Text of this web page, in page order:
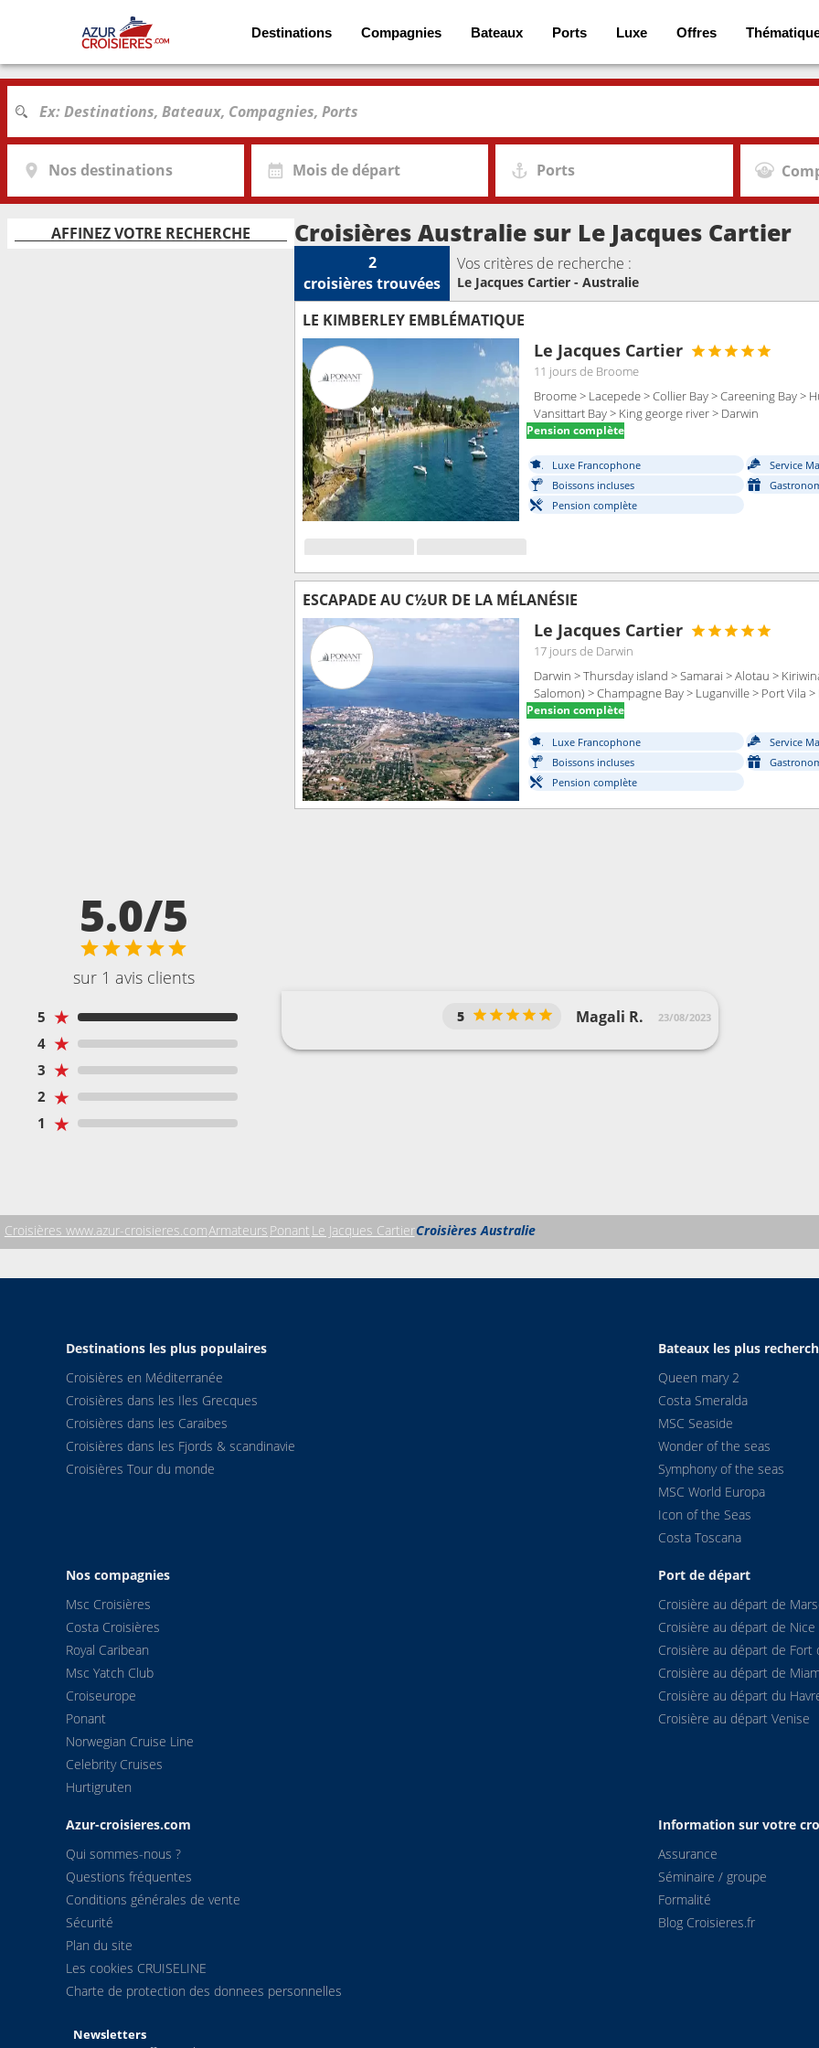
Destinations Compagnies Bateaux Ports Luxe Offres
Nos destinations Mois de départ Ports
AFFINEZ VOTRE RECHERCHE Croisières Australie sur Le Jacques Cartier
2
croisièrestrouvées
Vos critères de recherche :
Le Jacques Cartier - Australie
LE KIMBERLEY EMBLÉMATIQUE
Le Jacques Cartier
11 joursde Broome
Broome > Lacepede > Collier Bay > Careening Bay >
Vansittart Bay > King george river > Darwin
Pension complète
Luxe Francophone
Service
Boissons incluses
Pension complète
ESCAPADE AU C½UR DE LA MÉLANÉSIE
Le Jacques Cartier
17 joursde Darwin
Darwin > Thursday island > Samarai > Alotau >
Salomon) > Champagne Bay > Luganville > Port Vila
Pension complète
Luxe Francophone
Service
Boissons incluses
Pension complète
5.0/5
sur 1 avis clients
5 ★
4 ★
3 ★
2 ★
1 ★
Magali R. 23/08/2023
5
Croisières www.azur-croisieres.comArmateurs Ponant Le Jacques CartierCroisières Australie
Destinations les plus populaires
Croisières en Méditerranée
Croisières dans les Iles Grecques
Croisières dans les Caraibes
Croisières dans les Fjords & scandinavie
Croisières Tour du monde
Bateaux les plus
Queen mary 2
Costa Smeralda
MSC Seaside
Wonder of the seas
Symphony of the seas
MSC World Europa
Icon of the Seas
Costa Toscana
Nos compagnies
Msc Croisières
Costa Croisières
Royal Caribean
Msc Yatch Club
Croiseurope
Ponant
Norwegian Cruise Line
Celebrity Cruises
Hurtigruten
Port de départ
Croisière au départ de
Croisière au départ de Nice
Croisière au départ de Fort
Croisière au départ de
Croisière au départ du
Croisière au départ Venise
Azur-croisieres.com
Qui sommes-nous ?
Questions fréquentes
Conditions générales de vente
Sécurité
Plan du site
Les cookies CRUISELINE
Charte de protection des donnees personnelles
Information sur votre
Assurance
Séminaire / groupe
Formalité
Blog Croisieres.fr
Newsletters